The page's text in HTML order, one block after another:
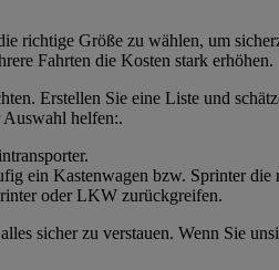
richtige Größe zu wählen, um
Fahrten die Kosten stark erhöhen.
Erstellen Sie eine Liste und
Auswahl helfen:.
ein Kastenwagen bzw. Sprinter die
oder LKW zurückgreifen.
sicher zu verstauen. Wenn Sie